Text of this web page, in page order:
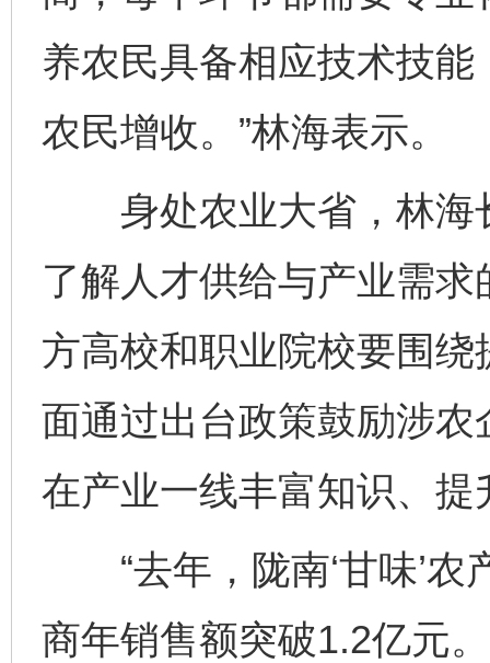
养农民具备相应技术技
农民增收。”林海表示。
身处农业大省，林海
了解人才供给与产业需
方高校和职业院校要围
面通过出台政策鼓励涉
在产业一线丰富知识、提
“去年，陇南‘甘味’农
商年销售额突破1.2亿元